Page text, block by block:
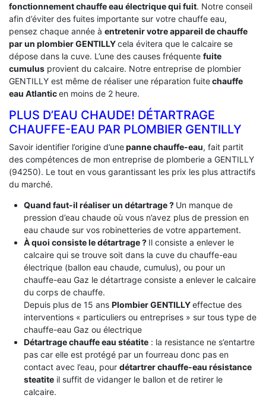
fonctionnement chauffe eau électrique qui fuit. Notre conseil
afin d’éviter des fuites importante sur votre chauffe eau,
pensez chaque année à entretenir votre appareil de chauffe
par un plombier GENTILLYcela évitera que le calcaire se
dépose dans la cuve. L’une des causes fréquente fuite
cumulus provient du calcaire. Notre entreprise de plombier
GENTILLY est même de réaliser une réparation fuitechauffe
eau Atlanticen moins de 2 heure.
PLUS D’EAU CHAUDE! DÉTARTRAGE
CHAUFFE-EAU PAR PLOMBIER GENTILLY
Savoir identifier l’origine d’unepanne chauffe-eau, fait partit
des compétences de mon entreprise de plomberie a GENTILLY
(94250). Le tout en vous garantissant les prix les plus attractifs
du marché.
Quand faut-il réaliser un détartrage ? Un manque de
pression d’eau chaude où vous n’avez plus de pression en
eau chaude sur vos robinetteries de votre appartement.
À quoi consiste le détartrage ? Il consiste a enlever le
calcaire qui se trouve soit dans la cuve du chauffe-eau
électrique (ballon eau chaude, cumulus), ou pour un
chauffe-eau Gaz le détartrage consiste a enlever le calcaire
du corps de chauffe.
Depuis plus de 15 ans Plombier GENTILLYeffectue des
interventions « particuliers ou entreprises » sur tous type de
chauffe-eau Gaz ou électrique
Détartrage chauffe eau stéatite: la resistance ne s’entartre
pas car elle est protégé par un fourreau donc pas en
contact avec l’eau, pour détartrer chauffe-eau résistance
steatiteil suffit de vidanger le ballon et de retirer le
calcaire.